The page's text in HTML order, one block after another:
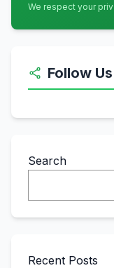
We respect your
Follow Us
Search
Recent Posts